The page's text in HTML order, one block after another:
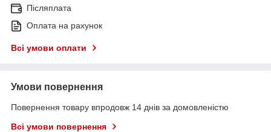
Післяплата
Оплата на рахунок
Всі умови оплати
Умови повернення
Повернення товару впродовж 14 днів за домовленістю
Всі умови повернення